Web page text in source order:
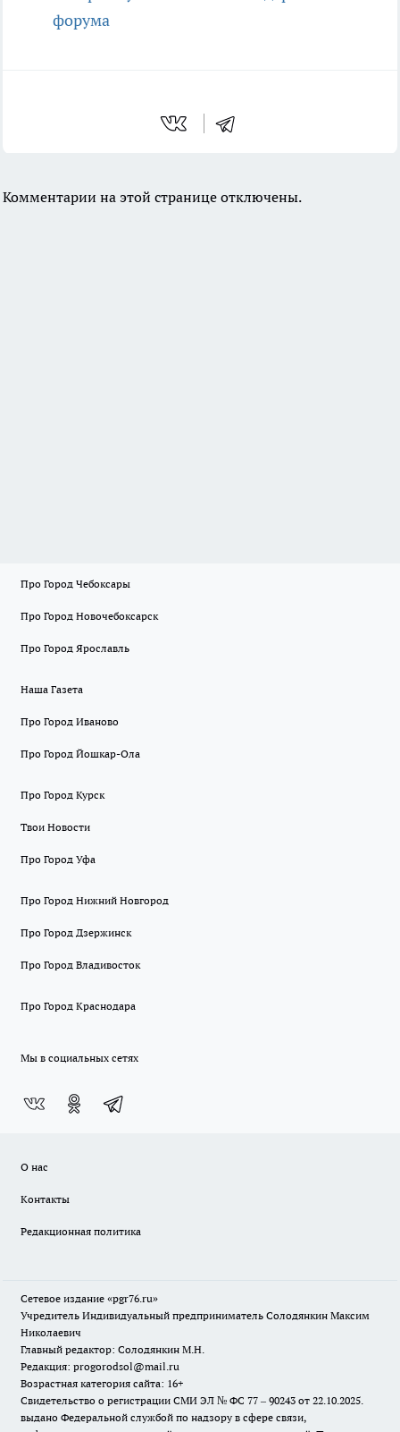
форума
Комментарии на этой странице отключены.
Про Город Чебоксары
Про Город Новочебоксарск
Про Город Ярославль
Наша Газета
Про Город Иваново
Про Город Йошкар-Ола
Про Город Курск
Твои Новости
Про Город Уфа
Про Город Нижний Новгород
Про Город Дзержинск
Про Город Владивосток
Про Город Краснодара
Мы в социальных сетях
О нас
Контакты
Редакционная политика
Сетевое издание «pgr76.ru»
Учредитель Индивидуальный предприниматель Солодянкин Максим
Николаевич
Главный редактор: Солодянкин М.Н.
Редакция: progorodsol@mail.ru
Возрастная категория сайта: 16+
Свидетельство о регистрации СМИ ЭЛ № ФС 77 – 90243 от 22.10.2025.
выдано Федеральной службой по надзору в сфере связи,